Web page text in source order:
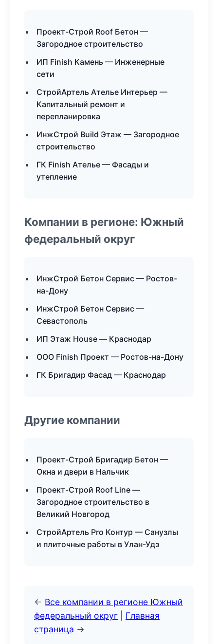
Проект-Строй Roof Бетон —
Загородное строительство
ИП Finish Камень — Инженерные
сети
СтройАртель Ателье Интерьер —
Капитальный ремонт и
перепланировка
ИнжСтрой Build Этаж — Загородное
строительство
ГК Finish Ателье — Фасады и
утепление
Компании в регионе: Южный
федеральный округ
ИнжСтрой Бетон Сервис — Ростов-
на-Дону
ИнжСтрой Бетон Сервис —
Севастополь
ИП Этаж House — Краснодар
ООО Finish Проект — Ростов-на-Дону
ГК Бригадир Фасад — Краснодар
Другие компании
Проект-Строй Бригадир Бетон —
Окна и двери в Нальчик
Проект-Строй Roof Line —
Загородное строительство в
Великий Новгород
СтройАртель Pro Контур — Санузлы
и плиточные работы в Улан-Удэ
← Все компании в регионе Южный
федеральный округ
Главная
страница →